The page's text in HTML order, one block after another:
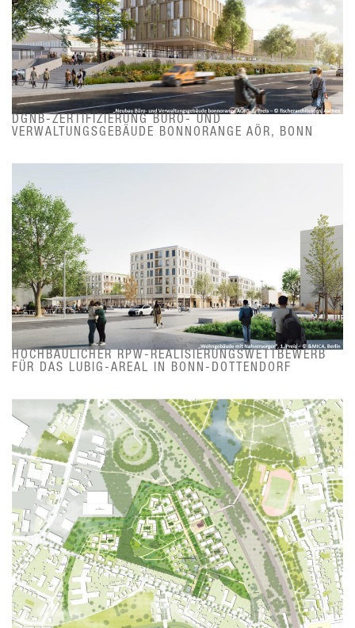
DGNB-ZERTIFIZIERUNG BÜRO- UND
VERWALTUNGSGEBÄUDE BONNORANGE AÖR, BONN
HOCHBAULICHER RPW-REALISIERUNGSWETTBEWERB
FÜR DAS LUBIG-AREAL IN BONN-DOTTENDORF